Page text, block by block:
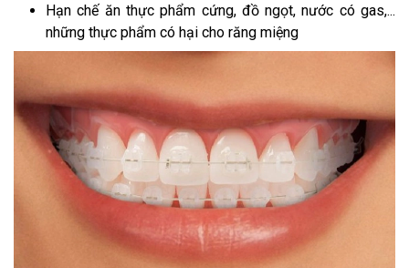
Hạn chế ăn thực phẩm cứng, đồ ngọt, nước có gas,...
những thực phẩm có hại cho răng miệng